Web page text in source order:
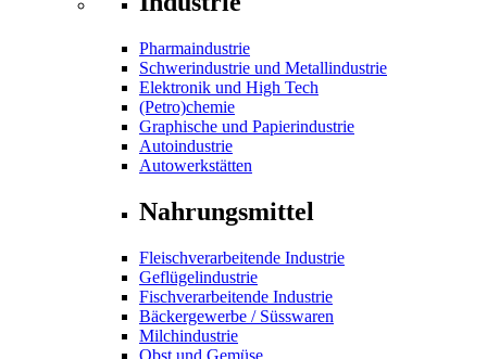
Pharmaindustrie
Schwerindustrie und Metallindustrie
Elektronik und High Tech
(Petro)chemie
Graphische und Papierindustrie
Autoindustrie
Autowerkstätten
Nahrungsmittel
Fleischverarbeitende Industrie
Geflügelindustrie
Fischverarbeitende Industrie
Bäckergewerbe / Süsswaren
Milchindustrie
Obst und Gemüse